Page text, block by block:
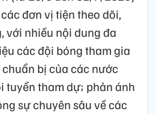
đơn vị tiện theo dõi,
với nhiều nội dung đa
các đội bóng tham gia
bị của các nước
tuyển tham dự; phản ánh
sự chuyên sâu về các